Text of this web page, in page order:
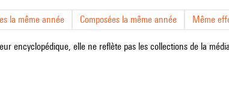
la même année Composées la même année Même
encyclopédique, elle ne reflète pas les collections de la